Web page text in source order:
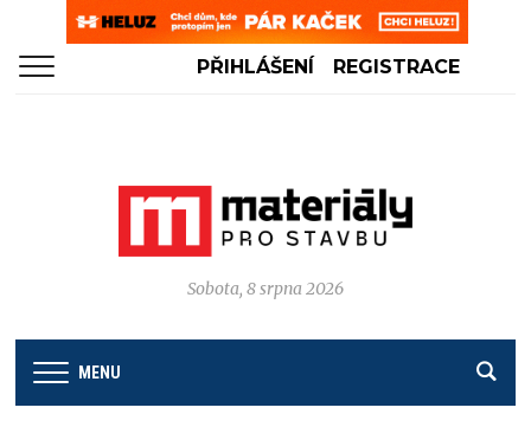
PŘIHLÁŠENÍ REGISTRACE
Sobota, 8 srpna 2026
MENU